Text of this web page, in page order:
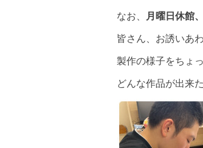
なお、 月曜日休館
皆さん、お誘いあ
製作の様子をちょ
どんな作品が出来